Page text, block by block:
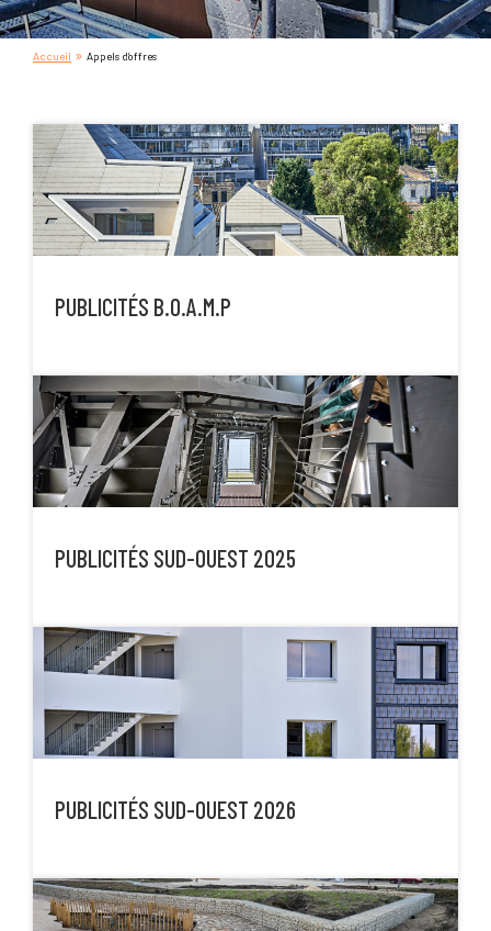
Accueil » Appels d’offres
PUBLICITÉS B.O.A.M.P
PUBLICITÉS SUD-OUEST 2025
PUBLICITÉS SUD-OUEST 2026